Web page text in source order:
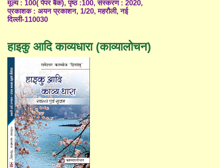
मूल्य : 100( पेपर बैक), पृष्ठ :100, संस्करण : 2020,
प्रकाशक : अयन प्रकाशन, 1/20, महरौली, नई
दिल्ली-110030
हाइकु आदि काव्यधारा (काव्यालोचन)